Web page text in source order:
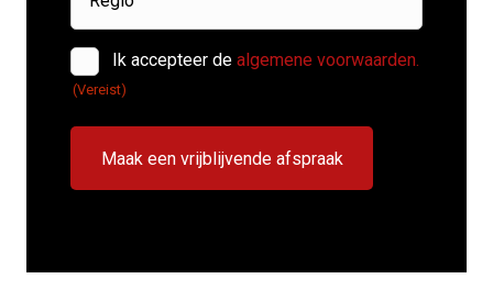
Instemming
(Vereist)
Ik accepteer de algemene voorwaarden.
(Vereist)